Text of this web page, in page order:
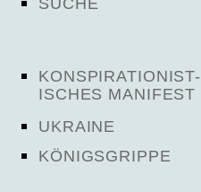
KONSPIRATIONIST-
ISCHES MANIFEST
UKRAINE
KÖNIGSGRIPPE